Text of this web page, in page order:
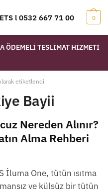
l 0532 667 71 00 0
ÖDEMELİ TESLİMAT HİZMETİ
etiketlendi
Bayii
Nereden Alınır?
Alma Rehberi
İluma One, tütün ısıtma
ve külsüz bir tütün